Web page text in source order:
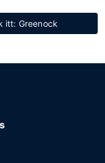
itt: Greenock